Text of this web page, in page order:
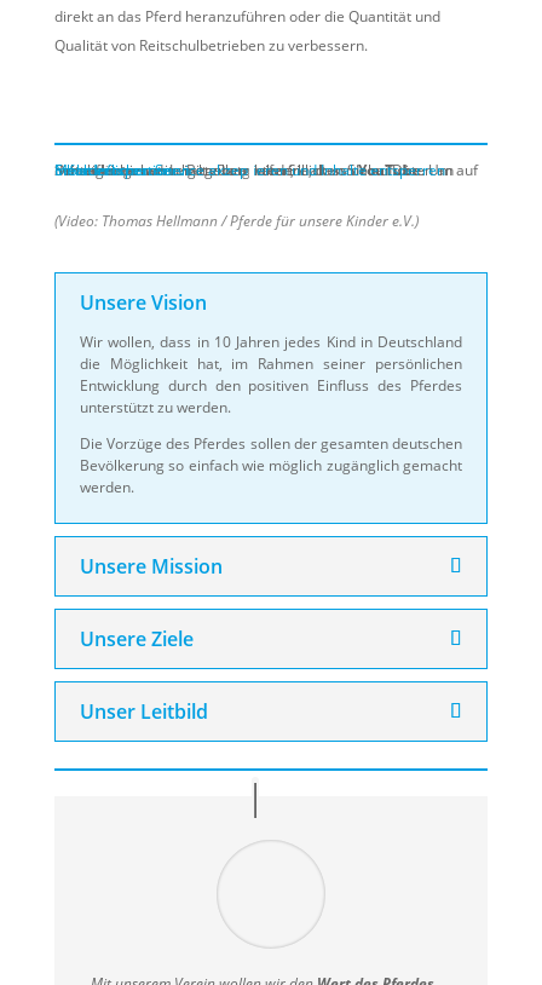
direkt an das Pferd heranzuführen oder die Quantität und
Qualität von Reitschulbetrieben zu verbessern.
Sie sehen gerade einen Platzhalterinhalt vonYouTube
. Um auf den eigentlichen Inhalt zuzugreifen, klicken Sie auf die Schaltfläche unten. Bitte beachten Sie, dass dabei Daten an Drittanbieter weitergegeben werden.
Mehr Informationen
Inhalt entsperren
Erforderlichen Service akzeptieren und Inhalte entsperren
(Video: Thomas Hellmann / Pferde für unsere Kinder e.V.)
Unsere Vision
Wir wollen, dass in 10 Jahren jedes Kind in Deutschland
die Möglichkeit hat, im Rahmen seiner persönlichen
Entwicklung durch den positiven Einfluss des Pferdes
unterstützt zu werden.
Die Vorzüge des Pferdes sollen der gesamten deutschen
Bevölkerung so einfach wie möglich zugänglich gemacht
werden.
Unsere Mission
Unsere Ziele
Unser Leitbild